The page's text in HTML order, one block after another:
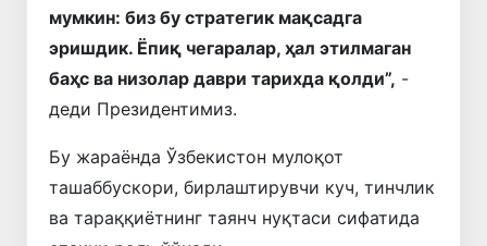
мумкин: биз бу стратегик мақсадга
эришдик. Ёпиқ чегаралар, ҳал этилмаган
баҳс ва низолар даври тарихда қолди”, -
деди Президентимиз.
Бу жараёнда Ўзбекистон мулоқот
ташаббускори, бирлаштирувчи куч, тинчлик
ва тараққиётнинг таянч нуқтаси сифатида